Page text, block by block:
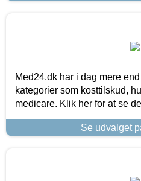
Med24.dk har i dag mere
kategorier som kosttilskud,
medicare. Klik her for at se
Se udvalget